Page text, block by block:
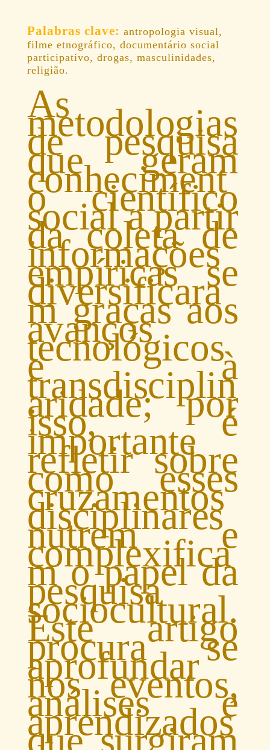
antropologia visual,
filme etnográfico, documentário social
participativo, drogas, masculinidades,
religião.
As
metodologias
de pesquisa
que geram
conheciment
o científico
social a partir
da coleta de
informações
empíricas se
diversificara
m graças aos
avanços
tecnológicos
e à
transdisciplin
aridade; por
isso, é
importante
refletir sobre
como esses
cruzamentos
disciplinares
nutrem e
complexifica
m o papel da
pesquisa
sociocultural.
Este artigo
procura se
aprofundar
nos eventos,
análises e
aprendizados
que surgiram